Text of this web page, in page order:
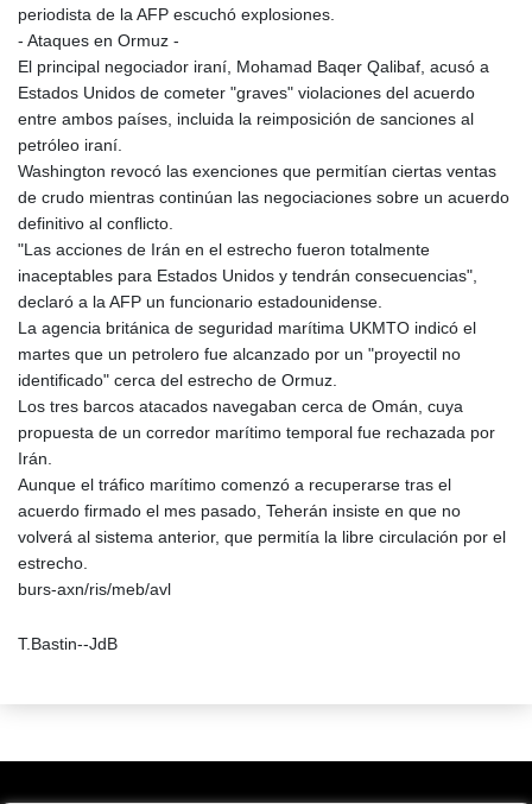
periodista de la AFP escuchó explosiones.
- Ataques en Ormuz -
El principal negociador iraní, Mohamad Baqer Qalibaf, acusó a
Estados Unidos de cometer "graves" violaciones del acuerdo
entre ambos países, incluida la reimposición de sanciones al
petróleo iraní.
Washington revocó las exenciones que permitían ciertas ventas
de crudo mientras continúan las negociaciones sobre un acuerdo
definitivo al conflicto.
"Las acciones de Irán en el estrecho fueron totalmente
inaceptables para Estados Unidos y tendrán consecuencias",
declaró a la AFP un funcionario estadounidense.
La agencia británica de seguridad marítima UKMTO indicó el
martes que un petrolero fue alcanzado por un "proyectil no
identificado" cerca del estrecho de Ormuz.
Los tres barcos atacados navegaban cerca de Omán, cuya
propuesta de un corredor marítimo temporal fue rechazada por
Irán.
Aunque el tráfico marítimo comenzó a recuperarse tras el
acuerdo firmado el mes pasado, Teherán insiste en que no
volverá al sistema anterior, que permitía la libre circulación por el
estrecho.
burs-axn/ris/meb/avl
T.Bastin--JdB